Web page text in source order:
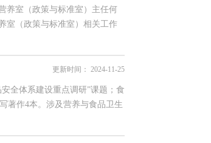
养室（政策与标准室）主任何
室（政策与标准室）相关工作
更新时间： 2024-11-25
全体系建设重点调研”课题；食
著作4本。涉及营养与食品卫生